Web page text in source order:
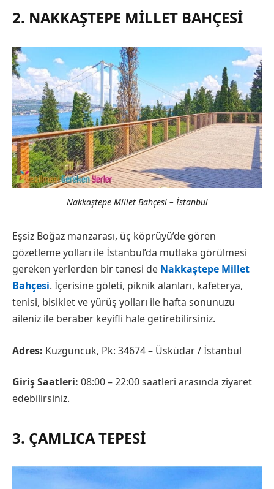
2. NAKKAŞTEPE MILLET BAHÇESI
Nakkaştepe Millet Bahçesi – İstanbul
Eşsiz Boğaz manzarası, üç köprüyü’de gören
gözetleme yolları ile İstanbul’da mutlaka görülmesi
gereken yerlerden bir tanesi de Nakkaştepe Millet
Bahçesi. İçerisine göleti, piknik alanları, kafeterya,
tenisi, bisiklet ve yürüş yolları ile hafta sonunuzu
aileniz ile beraber keyifli hale getirebilirsiniz.
Adres: Kuzguncuk, Pk: 34674 – Üsküdar / İstanbul
Giriş Saatleri: 08:00 – 22:00 saatleri arasında ziyaret
edebilirsiniz.
3. ÇAMLICA TEPESI